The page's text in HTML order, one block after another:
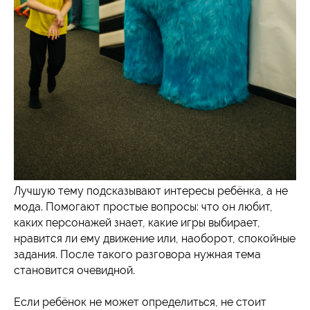
Лучшую тему подсказывают интересы ребёнка, а не
мода. Помогают простые вопросы: что он любит,
каких персонажей знает, какие игры выбирает,
нравится ли ему движение или, наоборот, спокойные
задания. После такого разговора нужная тема
становится очевидной.
Если ребёнок не может определиться, не стоит